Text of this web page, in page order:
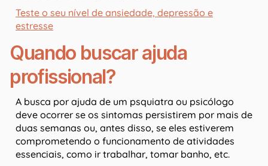
Teste o seu nível de ansiedade, depressão e
estresse
Quando buscar ajuda
profissional?
A busca por ajuda de um psquiatra ou psicólogo
deve ocorrer se os sintomas persistirem por mais de
duas semanas ou, antes disso, se eles estiverem
comprometendo o funcionamento de atividades
essenciais, como ir trabalhar, tomar banho, etc.